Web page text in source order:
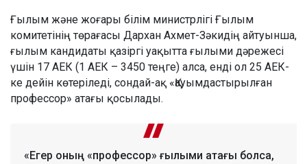
Ғылым және жоғары білім министрлігі Ғылым
комитетінің төрағасы Дархан Ахмет-Зәкидің айтуынша,
ғылым кандидаты қазіргі уақытта ғылыми дәрежесі
үшін 17 АЕК (1 АЕК – 3450 теңге) алса, енді ол 25 АЕК-
ке дейін көтеріледі, сондай-ақ «Қауымдастырылған
профессор» атағы қосылады.
«Егер оның «профессор» ғылыми атағы болса,